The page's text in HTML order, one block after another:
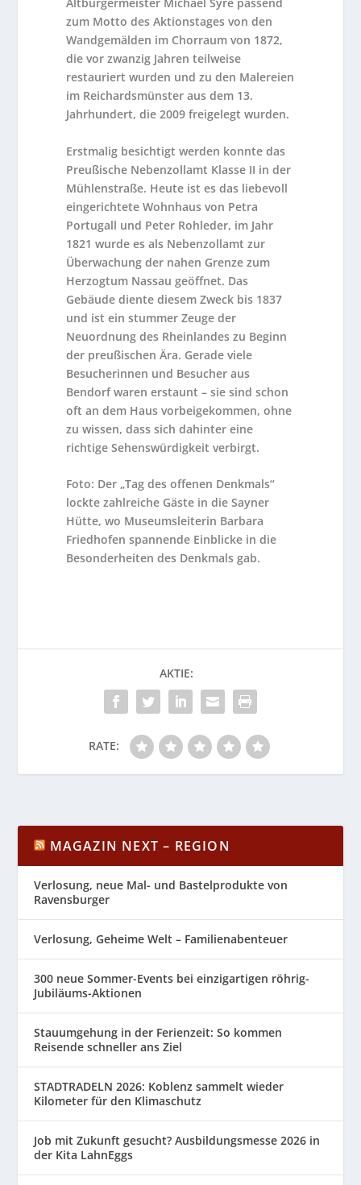
Altbürgermeister Michael Syré passend
zum Motto des Aktionstages von den
Wandgemälden im Chorraum von 1872,
die vor zwanzig Jahren teilweise
restauriert wurden und zu den Malereien
im Reichardsmünster aus dem 13.
Jahrhundert, die 2009 freigelegt wurden.
Erstmalig besichtigt werden konnte das
Preußische Nebenzollamt Klasse II in der
Mühlenstraße. Heute ist es das liebevoll
eingerichtete Wohnhaus von Petra
Portugall und Peter Rohleder, im Jahr
1821 wurde es als Nebenzollamt zur
Überwachung der nahen Grenze zum
Herzogtum Nassau geöffnet. Das
Gebäude diente diesem Zweck bis 1837
und ist ein stummer Zeuge der
Neuordnung des Rheinlandes zu Beginn
der preußischen Ära. Gerade viele
Besucherinnen und Besucher aus
Bendorf waren erstaunt – sie sind schon
oft an dem Haus vorbeigekommen, ohne
zu wissen, dass sich dahinter eine
richtige Sehenswürdigkeit verbirgt.
Foto: Der „Tag des offenen Denkmals“
lockte zahlreiche Gäste in die Sayner
Hütte, wo Museumsleiterin Barbara
Friedhofen spannende Einblicke in die
Besonderheiten des Denkmals gab.
AKTIE:
RATE:
MAGAZIN NEXT – REGION
Verlosung, neue Mal- und Bastelprodukte von
Ravensburger
Verlosung, Geheime Welt – Familienabenteuer
300 neue Sommer-Events bei einzigartigen röhrig-
Jubiläums-Aktionen
Stauumgehung in der Ferienzeit: So kommen
Reisende schneller ans Ziel
STADTRADELN 2026: Koblenz sammelt wieder
Kilometer für den Klimaschutz
Job mit Zukunft gesucht? Ausbildungsmesse 2026 in
der Kita LahnEggs